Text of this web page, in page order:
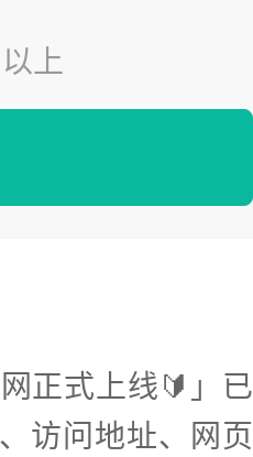
上
正式上线🔰」已
访问地址、网页